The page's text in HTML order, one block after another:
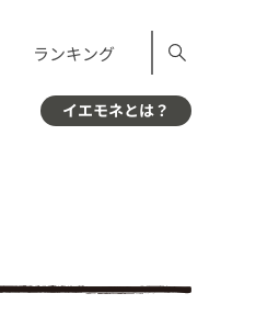
ランキング
イエモネとは？